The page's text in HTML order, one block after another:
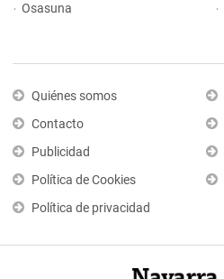
Osasuna
Quiénes somos
Contacto
Publicidad
Política de Cookies
Política de privacidad